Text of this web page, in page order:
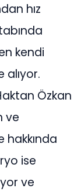
hız
kendi
Özkan
ve
hakkında
ise
ve